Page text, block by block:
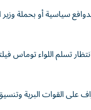
سياسية أو بحملة
تسلم اللواء
قيادة الفيلق في إبريل 2024، ليتولى